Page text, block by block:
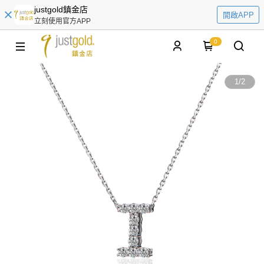
justgold鎮金店
立刻使用官方APP
開啟APP
0
1/2